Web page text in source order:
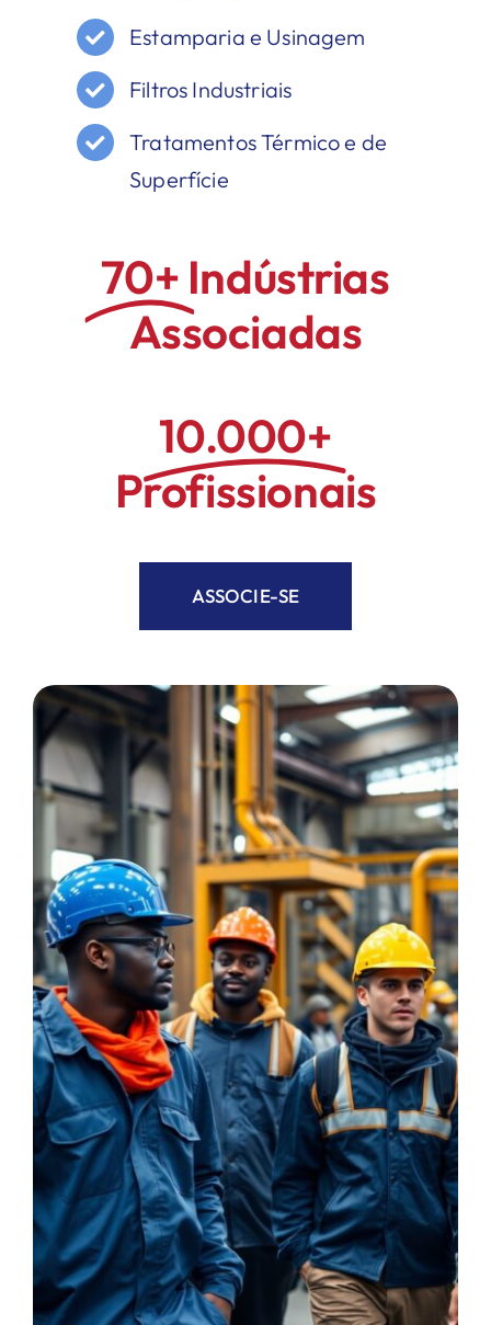
Estamparia e Usinagem
Filtros Industriais
Tratamentos Térmico e de
Superfície
70+ Indústrias
Associadas
10.000+
Profissionais
ASSOCIE-SE